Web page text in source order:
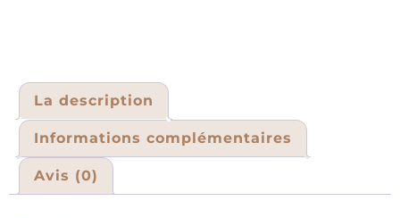
La description
Informations complémentaires
Avis (0)